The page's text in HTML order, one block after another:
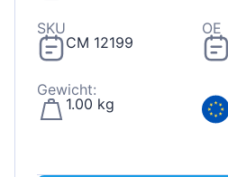
SKU
CM 12199
OE
Gewicht:
1.00 kg